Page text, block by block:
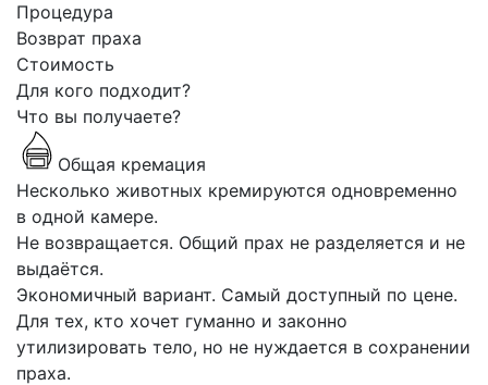
Процедура
Возврат праха
Стоимость
Для кого подходит?
Что вы получаете?
Общая кремация
Несколько животных кремируются одновременно
в одной камере.
Не возвращается. Общий прах не разделяется и не
выдаётся.
Экономичный вариант. Самый доступный по цене.
Для тех, кто хочет гуманно и законно
утилизировать тело, но не нуждается в сохранении
праха.